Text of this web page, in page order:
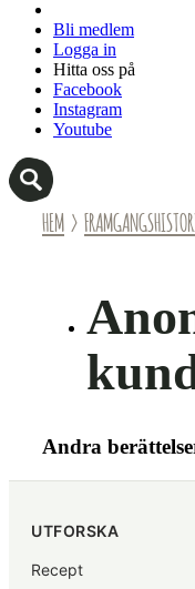
Bli medlem
Logga in
Hitta oss på
Facebook
Instagram
Youtube
HEM ›
Andra
UTFORSKA
Recept